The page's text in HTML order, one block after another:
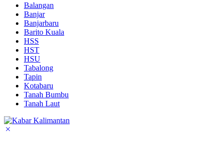
Balangan
Banjar
Banjarbaru
Barito Kuala
HSS
HST
HSU
Tabalong
Tapin
Kotabaru
Tanah Bumbu
Tanah Laut